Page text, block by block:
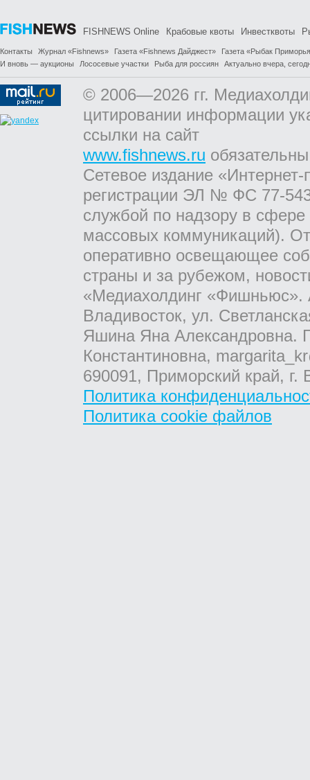
FISHNEWS Online Крабовые квоты Инвестквоты
Контакты Журнал «Fishnews» Газета «Fishnews Дайджест»
Газета «Рыбак
И вновь — аукционы
Лососевые участки Рыба для россиян Актуально вчера,
© 2006—2026 гг.
цитировании информации
ссылки на сайт
www.fishnews.ru
Сетевое издание
регистрации ЭЛ № ФС 77-
службой по надзору в
массовых коммуникаций).
оперативно освещающее
страны и за рубежом,
«Медиахолдинг «Фишньюс».
Владивосток, ул.
Яшина Яна Александровна.
Константиновна,
690091, Приморский край,
Политика
Политика cookie файлов